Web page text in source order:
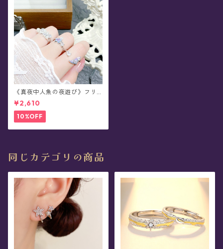
《真夜中人魚の夜遊び》フリ
ーサイズ・リング(全3種)
¥2,610
10%OFF
同じカテゴリの商品